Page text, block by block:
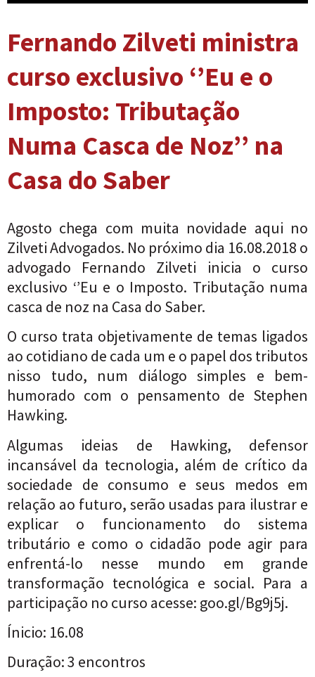
Fernando Zilveti ministra
curso exclusivo ‘’Eu e o
Imposto: Tributação
Numa Casca de Noz’’ na
Casa do Saber
Agosto chega com muita novidade aqui no
Zilveti Advogados. No próximo dia 16.08.2018 o
advogado Fernando Zilveti inicia o curso
exclusivo ‘’Eu e o Imposto. Tributação numa
casca de noz na Casa do Saber.
O curso trata objetivamente de temas ligados
ao cotidiano de cada um e o papel dos tributos
nisso tudo, num diálogo simples e bem-
humorado com o pensamento de Stephen
Hawking.
Algumas ideias de Hawking, defensor
incansável da tecnologia, além de crítico da
sociedade de consumo e seus medos em
relação ao futuro, serão usadas para ilustrar e
explicar o funcionamento do sistema
tributário e como o cidadão pode agir para
enfrentá-lo nesse mundo em grande
transformação tecnológica e social. Para a
participação no curso acesse: goo.gl/Bg9j5j.
Ínicio: 16.08
Duração: 3 encontros